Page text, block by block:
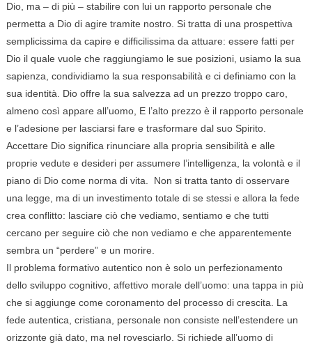
Dio, ma – di più – stabilire con lui un rapporto personale che
permetta a Dio di agire tramite nostro. Si tratta di una prospettiva
semplicissima da capire e difficilissima da attuare: essere fatti per
Dio il quale vuole che raggiungiamo le sue posizioni, usiamo la sua
sapienza, condividiamo la sua responsabilità e ci definiamo con la
sua identità. Dio offre la sua salvezza ad un prezzo troppo caro,
almeno così appare all’uomo, E l’alto prezzo è il rapporto personale
e l’adesione per lasciarsi fare e trasformare dal suo Spirito.
Accettare Dio significa rinunciare alla propria sensibilità e alle
proprie vedute e desideri per assumere l’intelligenza, la volontà e il
piano di Dio come norma di vita. Non si tratta tanto di osservare
una legge, ma di un investimento totale di se stessi e allora la fede
crea conflitto: lasciare ciò che vediamo, sentiamo e che tutti
cercano per seguire ciò che non vediamo e che apparentemente
sembra un “perdere” e un morire.
Il problema formativo autentico non è solo un perfezionamento
dello sviluppo cognitivo, affettivo morale dell’uomo: una tappa in più
che si aggiunge come coronamento del processo di crescita. La
fede autentica, cristiana, personale non consiste nell’estendere un
orizzonte già dato, ma nel rovesciarlo. Si richiede all’uomo di